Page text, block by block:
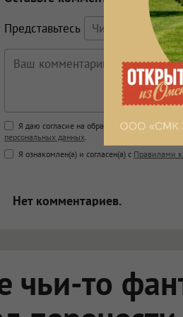
Представьтесь
Поддержка HTML
<b>, <strong>, <u>, <i>, <em>,
<blockquote>, <code>
Я даю согласие на обработку моих
персональных данных.
Я ознакомлен(а) и согласен(а) с Правилами
Нет комментариев.
чьи-то